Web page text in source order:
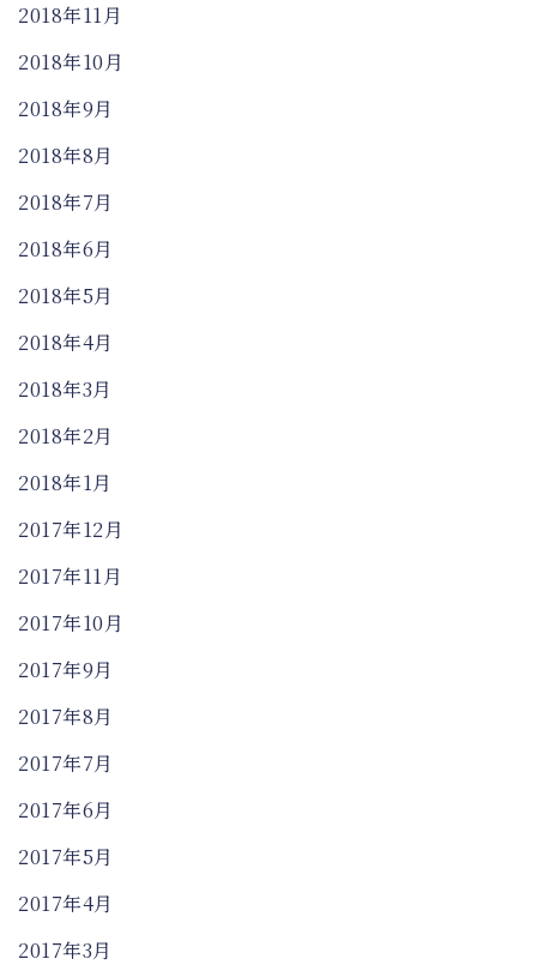
2018年11月
2018年10月
2018年9月
2018年8月
2018年7月
2018年6月
2018年5月
2018年4月
2018年3月
2018年2月
2018年1月
2017年12月
2017年11月
2017年10月
2017年9月
2017年8月
2017年7月
2017年6月
2017年5月
2017年4月
2017年3月